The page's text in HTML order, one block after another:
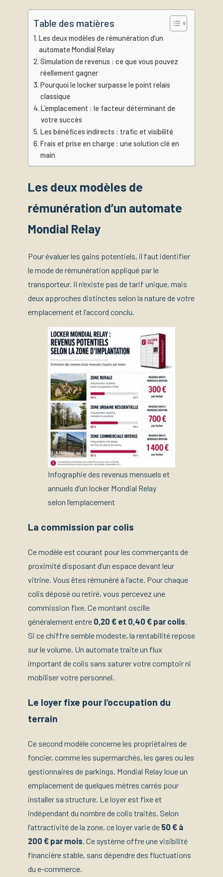
Table des matières
Les deux modèles de rémunération d’un
automate Mondial Relay
Simulation de revenus : ce que vous pouvez
réellement gagner
Pourquoi le locker surpasse le point relais
classique
L’emplacement : le facteur déterminant de
votre succès
Les bénéfices indirects : trafic et visibilité
Frais et prise en charge : une solution clé en
main
Les deux modèles de
rémunération d’un automate
Mondial Relay
Pour évaluer les gains potentiels, il faut identifier
le mode de rémunération appliqué par le
transporteur. Il n’existe pas de tarif unique, mais
deux approches distinctes selon la nature de votre
emplacement et l’accord conclu.
Infographie des revenus mensuels et
annuels d’un locker Mondial Relay
selon l’emplacement
La commission par colis
Ce modèle est courant pour les commerçants de
proximité disposant d’un espace devant leur
vitrine. Vous êtes rémunéré à l’acte. Pour chaque
colis déposé ou retiré, vous percevez une
commission fixe. Ce montant oscille
généralement entre 0,20 € et 0,40 € par colis
Si ce chiffre semble modeste, la rentabilité repose
sur le volume. Un automate traite un flux
important de colis sans saturer votre comptoir ni
mobiliser votre personnel.
Le loyer fixe pour l’occupation du
terrain
Ce second modèle concerne les propriétaires de
foncier, comme les supermarchés, les gares ou les
gestionnaires de parkings. Mondial Relay loue un
emplacement de quelques mètres carrés pour
installer sa structure. Le loyer est fixe et
indépendant du nombre de colis traités. Selon
l’attractivité de la zone, ce loyer varie de 50 € à
200 € par mois. Ce système offre une visibilité
financière stable, sans dépendre des fluctuations
du e-commerce.